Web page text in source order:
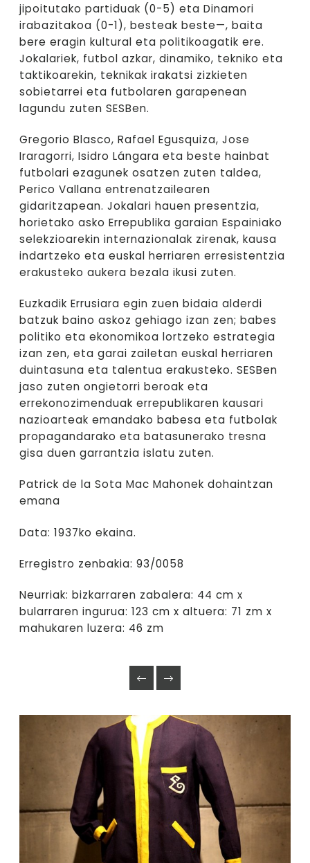
jipoitutako partiduak (0-5) eta Dinamori
irabazitakoa (0-1), besteak beste—, baita
bere eragin kultural eta politikoagatik ere.
Jokalariek, futbol azkar, dinamiko, tekniko eta
taktikoarekin, teknikak irakatsi zizkieten
sobietarrei eta futbolaren garapenean
lagundu zuten SESBen.
Gregorio Blasco, Rafael Egusquiza, Jose
Iraragorri, Isidro Lángara eta beste hainbat
futbolari ezagunek osatzen zuten taldea,
Perico Vallana entrenatzailearen
gidaritzapean. Jokalari hauen presentzia,
horietako asko Errepublika garaian Espainiako
selekzioarekin internazionalak zirenak, kausa
indartzeko eta euskal herriaren erresistentzia
erakusteko aukera bezala ikusi zuten.
Euzkadik Errusiara egin zuen bidaia alderdi
batzuk baino askoz gehiago izan zen; babes
politiko eta ekonomikoa lortzeko estrategia
izan zen, eta garai zailetan euskal herriaren
duintasuna eta talentua erakusteko. SESBen
jaso zuten ongietorri beroak eta
errekonozimenduak errepublikaren kausari
nazioarteak emandako babesa eta futbolak
propagandarako eta batasunerako tresna
gisa duen garrantzia islatu zuten.
Patrick de la Sota Mac Mahonek dohaintzan
emana
Data: 1937ko ekaina.
Erregistro zenbakia: 93/0058
Neurriak: bizkarraren zabalera: 44 cm x
bularraren ingurua: 123 cm x altuera: 71 zm x
mahukaren luzera: 46 zm